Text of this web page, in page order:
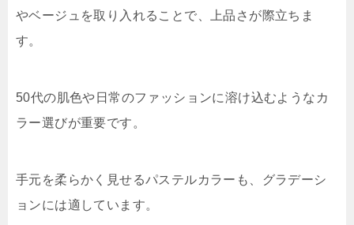
やベージュを取り入れることで、上品さが際立ちま
す。
50代の肌色や日常のファッションに溶け込むようなカ
ラー選びが重要です。
手元を柔らかく見せるパステルカラーも、グラデーシ
ョンには適しています。